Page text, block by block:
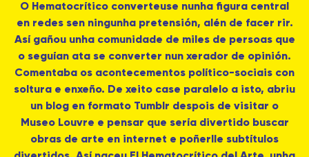
O Hematocrítico converteuse nunha figura central
en redes sen ningunha pretensión, alén de facer rir.
Así gañou unha comunidade de miles de persoas que
o seguían ata se converter nun xerador de opinión.
Comentaba os acontecementos político-sociais con
soltura e enxeño. De xeito case paralelo a isto, abriu
un blog en formato Tumblr despois de visitar o
Museo Louvre e pensar que sería divertido buscar
obras de arte en internet e poñerlle subtítulos